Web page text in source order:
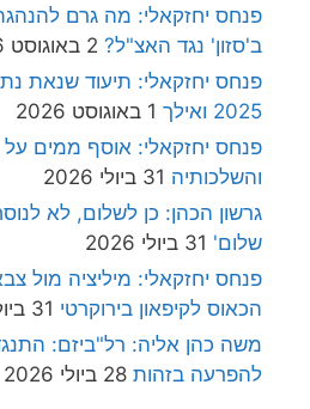
פנחס יחזקאלי: מה גרם
ב'סזון' נגד האצ"ל? 2 באוגוסט 2026
פנחס יחזקאלי: תיעוד שנאת
2025 ואילך
1 באוגוסט 2026
פנחס יחזקאלי: אוסף ממים
והשלכותיה 31 ביולי 2026
גרשון הכהן: כן לשלום, לא
שלום' 31 ביולי 2026
פנחס יחזקאלי: מיליציה מול
הכאוס לקיפאון בירוקרטי 31 ביולי 2026
משה כהן אליה: רל"ביזם:
להפרעה בזהות 28 ביולי 2026